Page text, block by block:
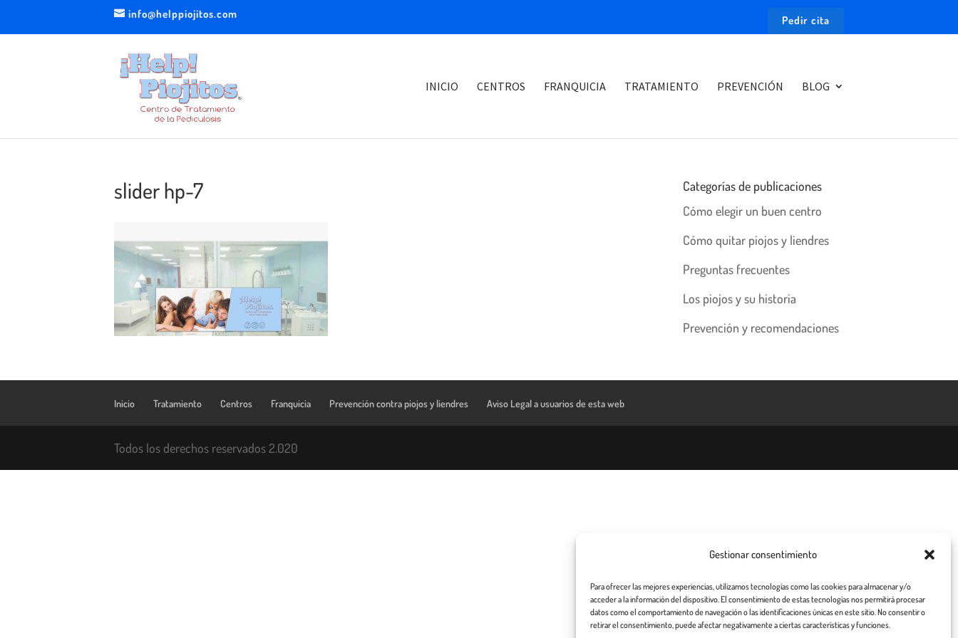
Gestionar consentimiento
Para ofrecer las mejores experiencias, utilizamos tecnologías como las cookies para almacenar y/o
acceder a la información del dispositivo. El consentimiento de estas tecnologías nos permitirá procesar
datos como el comportamiento de navegación o las identificaciones únicas en este sitio. No consentir o
retirar el consentimiento, puede afectar negativamente a ciertas características y funciones.
info@helppiojitos.com Pedir cita
INICIO CENTROS FRANQUICIA TRATAMIENTO PREVENCIÓN BLOG
slider hp-7
Categorías de publicaciones
Cómo elegir un buen centro
Cómo quitar piojos y liendres
Preguntas frecuentes
Los piojos y su historia
Prevención y recomendaciones
Inicio Tratamiento Centros Franquicia Prevención contra piojos y liendres Aviso Legal a usuarios de esta web
Todos los derechos reservados 2.020